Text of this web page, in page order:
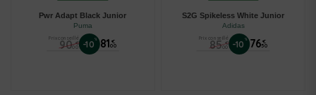
Pwr Adapt Black Junior
Puma
Prix conseillé
90 €
00 -10% 81 €
00
S2G Spikeless White Junior
Adidas
Prix conseillé
85 €
00 -10 % 76 €
50